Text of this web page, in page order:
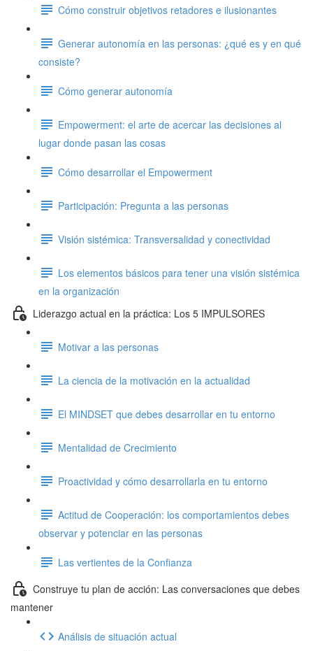
Cómo construir objetivos retadores e ilusionantes
Generar autonomía en las personas: ¿qué es y en qué
consiste?
Cómo generar autonomía
Empowerment: el arte de acercar las decisiones al
lugar donde pasan las cosas
Cómo desarrollar el Empowerment
Participación: Pregunta a las personas
Visión sistémica: Transversalidad y conectividad
Los elementos básicos para tener una visión sistémica
en la organización
Liderazgo actual en la práctica: Los 5 IMPULSORES
Motivar a las personas
La ciencia de la motivación en la actualidad
El MINDSET que debes desarrollar en tu entorno
Mentalidad de Crecimiento
Proactividad y cómo desarrollarla en tu entorno
Actitud de Cooperación: los comportamientos debes
observar y potenciar en las personas
Las vertientes de la Confianza
Construye tu plan de acción: Las conversaciones que debes
mantener
Análisis de situación actual